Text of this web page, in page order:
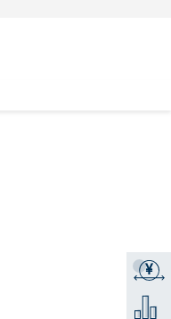
¥
获取报
添加到